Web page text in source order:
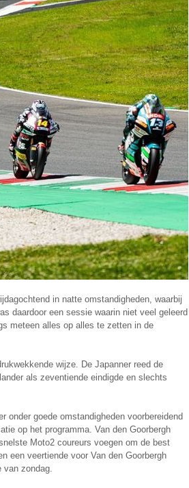
in natte omstandigheden, waarbij
daardoor een sessie waarin niet veel geleerd
meteen alles op alles te zetten in de
wijze. De Japanner reed de
als zeventiende eindigde en slechts
onder goede omstandigheden voorbereidend
op het programma. Van den Goorbergh
Moto2 coureurs voegen om de best
een veertiende voor Van den Goorbergh
zondag.